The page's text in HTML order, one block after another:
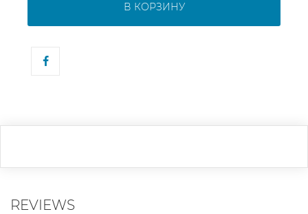
В КОРЗИНУ
REVIEWS